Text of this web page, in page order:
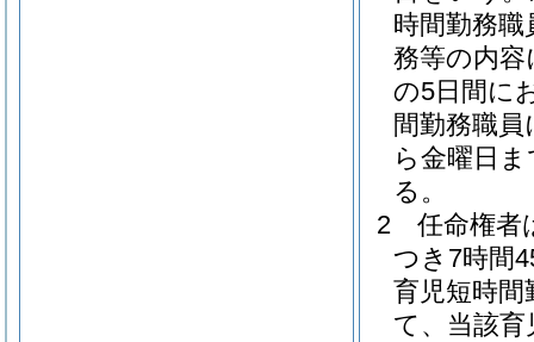
時間勤務
務等の内
の5日間に
間勤務職
ら金曜日
る。
2
任命権者
つき7時間
育児短時
て、当該